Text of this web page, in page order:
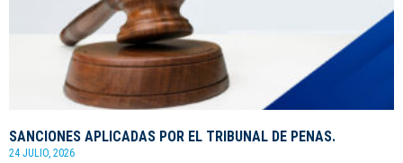
SANCIONES APLICADAS POR EL TRIBUNAL DE PENAS.
24 JULIO, 2026